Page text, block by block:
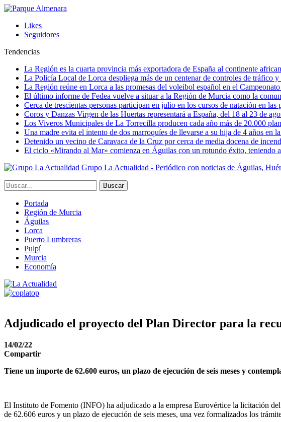
Likes
Seguidores
Tendencias
La Región es la cuarta provincia más exportadora de España al continente
La Policía Local de Lorca despliega más de un centenar de controles de tráfico y
La Región reúne en Lorca a las promesas del voleibol español en el
El último informe de Fedea vuelve a situar a la Región de Murcia como la
Cerca de trescientas personas participan en julio en los cursos de natación en
Coros y Danzas Virgen de las Huertas representará a España, del 18 al 23 de
Los Viveros Municipales de La Torrecilla producen cada año más de 20.000
Una madre evita el intento de dos marroquíes de llevarse a su hija de 4 años en
Detenido un vecino de Caravaca de la Cruz por cerca de media docena de
El ciclo «Mirando al Mar» comienza en Águilas con un rotundo éxito, teniendo
Grupo La Actualidad - Periódico con noticias de Águilas,
Portada
Región de Murcia
Águilas
Lorca
Puerto Lumbreras
Pulpí
Murcia
Economía
Adjudicado el proyecto del Plan Director para la
14/02/22
Compartir
Tiene un importe de 62.600 euros, un plazo de ejecución de seis meses y
El Instituto de Fomento (INFO) ha adjudicado a la empresa Eurovértice la licitación
de 62.606 euros y un plazo de ejecución de seis meses, una vez formalizados los